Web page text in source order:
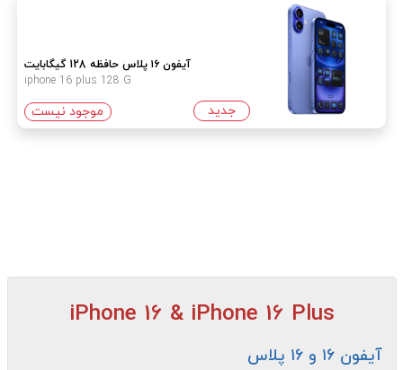
آیفون ۱۶ پلاس حافظه 128 گیگابایت
iphone 16 plus 128 G
جدید موجود نیست
iPhone 16 & iPhone 16 Plus
آیفون ۱۶ و ۱۶ پلاس